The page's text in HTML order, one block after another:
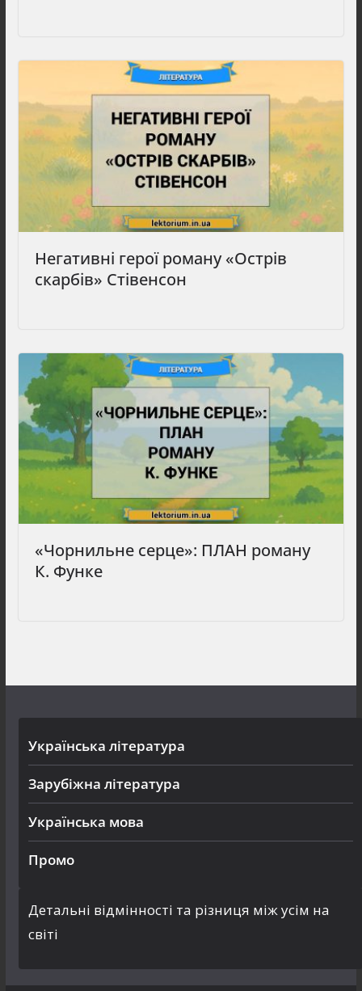
Негативні герої роману «Острів
скарбів» Стівенсон
«Чорнильне серце»: ПЛАН роману
К. Функе
Українська література
Зарубіжна література
Українська мова
Промо
Детальні відмінності та різниця між усім на
світі